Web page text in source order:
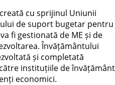
cu sprijinul Uniunii
de suport bugetar pentru
fi gestionată de ME și de
Învățământului
și completată
instituțiile de învățământ
economici.